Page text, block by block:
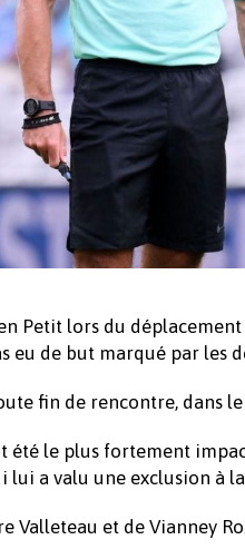
Petit lors du
eu de but marqué par
fin de rencontre, dans
été le plus fortement
a valu une exclusion à
Valleteau et de Vianney